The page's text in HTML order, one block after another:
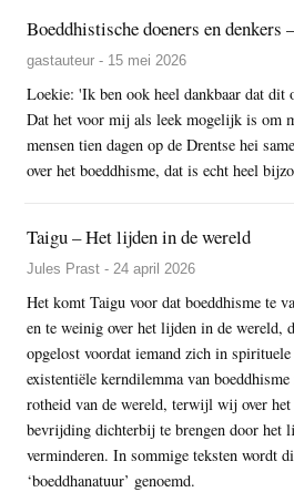
Boeddhistische doeners en denkers
gastauteur - 15 mei 2026
Loekie: 'Ik ben ook heel dankbaar dat dit
Dat het voor mij als leek mogelijk is om
mensen tien dagen op de Drentse hei
over het boeddhisme, dat is echt heel
Taigu – Het lijden in de wereld
Jules Prast - 24 april 2026
Het komt Taigu voor dat boeddhisme te
en te weinig over het lijden in de wereld,
opgelost voordat iemand zich in
existentiële kerndilemma van
rotheid van de wereld, terwijl wij over het
bevrijding dichterbij te brengen door het
verminderen. In sommige teksten wordt
‘boeddhanatuur’ genoemd.